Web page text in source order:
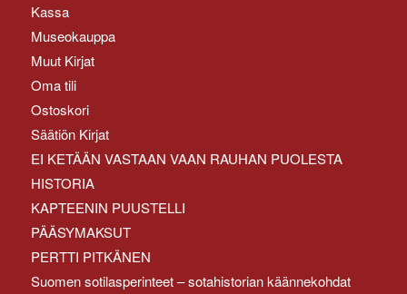
Kassa
Museokauppa
Muut Kirjat
Oma tili
Ostoskori
Säätiön Kirjat
EI KETÄÄN VASTAAN VAAN RAUHAN PUOLESTA
HISTORIA
KAPTEENIN PUUSTELLI
PÄÄSYMAKSUT
PERTTI PITKÄNEN
Suomen sotilasperinteet – sotahistorian käännekohdat